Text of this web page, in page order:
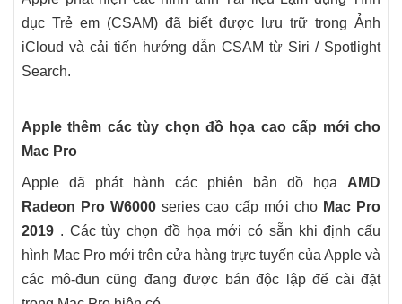
dục Trẻ em (CSAM) đã biết được lưu trữ trong Ảnh
iCloud và cải tiến hướng dẫn CSAM từ Siri / Spotlight
Search.
Apple thêm các tùy chọn đồ họa cao cấp mới cho
Mac Pro
Apple đã phát hành các phiên bản đồ họa AMD
Radeon Pro W6000 series cao cấp mới cho Mac Pro
2019 . Các tùy chọn đồ họa mới có sẵn khi định cấu
hình Mac Pro mới trên cửa hàng trực tuyến của Apple và
các mô-đun cũng đang được bán độc lập để cài đặt